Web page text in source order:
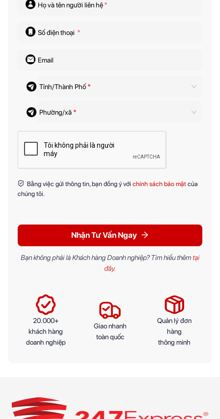
Họ và tên người liên hệ*
Số điện thoại *
Email
Tỉnh/Thành Phố *
Phường/xã *
Bằng việc gửi thông tin, bạn đồng ý với chính sách bảo mật của
chúng tôi.
Nhận Tư Vấn Ngay
Bạn không phải là Khách hàng Doanh nghiệp? Tìm hiểu thêm tại
đây.
20.000+
khách hàng
doanh nghiệp
Giao nhanh
toàn quốc
Quản lý đơn
hàng
thông minh